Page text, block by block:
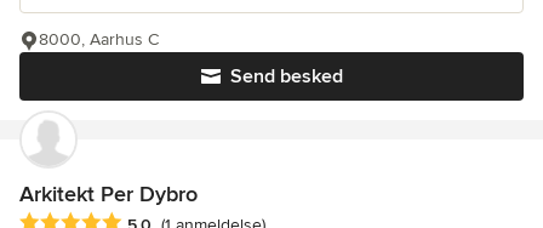
Send besked
8000, Aarhus C
Arkitekt Per Dybro
Gennemsnitlig bedømmelse: 5 ud af 5 stjerner